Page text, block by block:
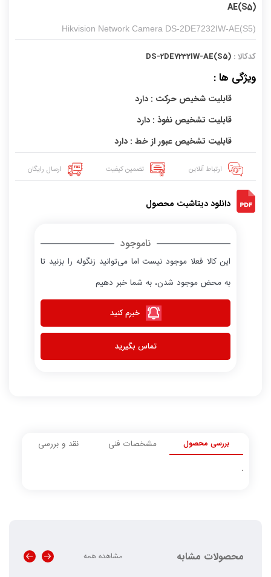
AE(S5)
Hikvision Network Camera DS-2DE7232IW-AE(S5)
کدکالا : DS-2DE7232IW-AE(S5)
ویژگی ها :
قابلیت شخیص حرکت : دارد
قابلیت تشخیص نفوذ : دارد
قابلیت تشخیص عبور از خط : دارد
ارتباط آنلاین تضمین کیفیت ارسال رایگان
دانلود دیتاشیت محصول
ناموجود
این کالا فعلا موجود نیست اما می‌توانید زنگوله را بزنید تا
به محض موجود شدن، به شما خبر دهیم
خبرم کنید
تماس بگیرید
بررسی محصول مشخصات فنی نقد و بررسی
.
محصولات مشابه مشاهده همه